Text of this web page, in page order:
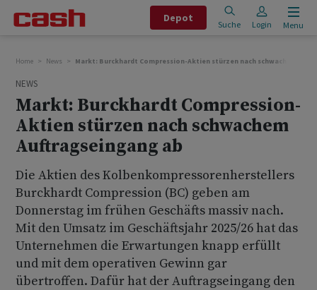
Depot
Suche Login Menu
Home News Markt: Burckhardt Compression-Aktien stürzen nach schwachem
NEWS
Markt: Burckhardt Compression-
Aktien stürzen nach schwachem
Auftragseingang ab
Die Aktien des Kolbenkompressorenherstellers
Burckhardt Compression (BC) geben am
Donnerstag im frühen Geschäfts massiv nach.
Mit den Umsatz im Geschäftsjahr 2025/26 hat das
Unternehmen die Erwartungen knapp erfüllt
und mit dem operativen Gewinn gar
übertroffen. Dafür hat der Auftragseingang den